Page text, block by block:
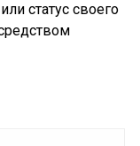
статус своего